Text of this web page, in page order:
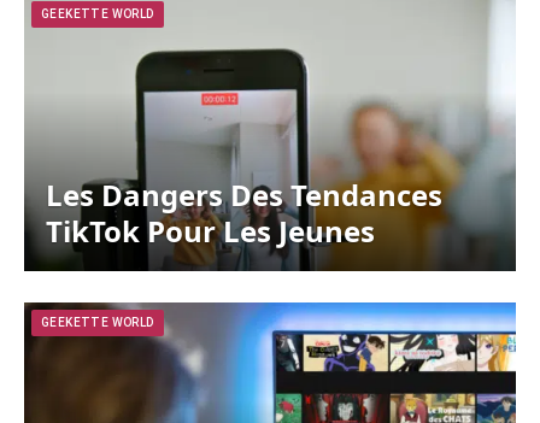
GEEKETTE WORLD
Les Dangers Des Tendances
TikTok Pour Les Jeunes
GEEKETTE WORLD